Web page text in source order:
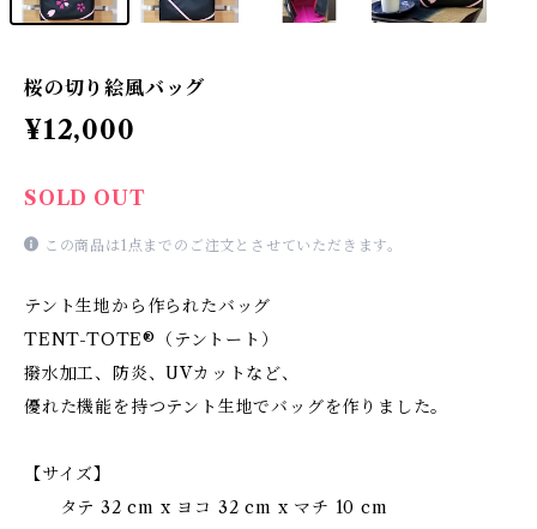
桜の切り絵風バッグ
¥12,000
SOLD OUT
この商品は1点までのご注文とさせていただきます。
テント生地から作られたバッグ
TENT-TOTE®（テントート）
撥水加工、防炎、UVカットなど、
優れた機能を持つテント生地でバッグを作りました。
【サイズ】
タテ 32 cm x ヨコ 32 cm x マチ 10 cm